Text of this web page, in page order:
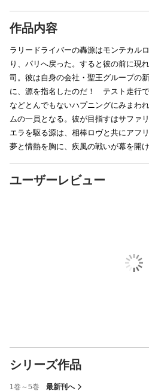
作品内容
ラリードライバーの轟源はモンテカル
り、パリへ戻った。すると彼の前に現
司。彼は自身の会社・聖王グループの
に、源を指名したのだ！ テスト走行
などとんでもないハプニングにみまわ
ムの一員となる。彼が目指すはサファ
エラを駆る源は、相棒ロヴと共にアフ
夢と情熱を胸に、疾風の戦いが幕を開け
ユーザーレビュー
シリーズ作品
1巻～5巻 最新刊へ